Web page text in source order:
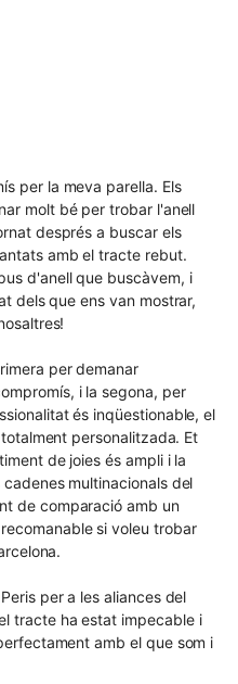
per la meva parella. Els
molt bé per trobar l'anell
després a buscar els
amb el tracte rebut.
d'anell que buscàvem, i
dels que ens van mostrar,
per demanar
i la segona, per
és inqüestionable, el
personalitzada. Et
de joies és ampli i la
multinacionals del
de comparació amb un
si voleu trobar
per a les aliances del
tracte ha estat impecable i
amb el que som i